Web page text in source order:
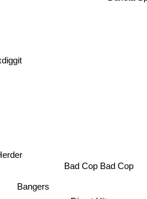
Bangers
Bad Cop Bad Cop